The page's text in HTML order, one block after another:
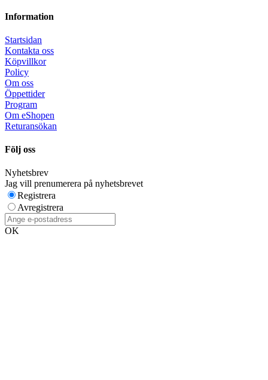
Information
Startsidan
Kontakta oss
Köpvillkor
Policy
Om oss
Öppettider
Program
Om eShopen
Returansökan
Följ oss
Nyhetsbrev
Jag vill prenumerera på nyhetsbrevet
Registrera
Avregistrera
OK